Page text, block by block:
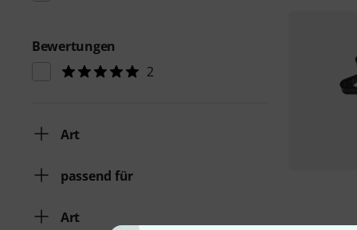
Bewertungen
2
Art
passend für
Art